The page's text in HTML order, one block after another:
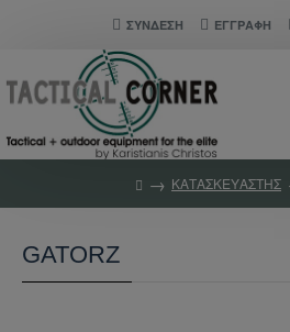
ΣΎΝΔΕΣΗ ΕΓΓΡΑΦΗ
ΚΑΤΑΣΚΕΥΑΣΤΉΣ
GATORZ